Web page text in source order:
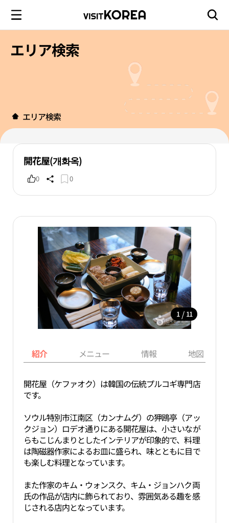
エリア検索
エリア検索
開花屋(개화옥)
0 0
1 / 11
紹介 メニュー 情報 地図
開花屋（ケファオク）は韓国の伝統プルコギ専門店
です。
ソウル特別市江南区（カンナムグ）の狎鴎亭（アッ
クジョン）ロデオ通りにある開花屋は、小さいなが
らもこじんまりとしたインテリアが印象的で、料理
は陶磁器作家によるお皿に盛られ、味とともに目で
も楽しむ料理となっています。
また作家のキム・ウォンスク、キム・ジョンハク両
氏の作品が店内に飾られており、雰囲気ある趣を感
じされる店内となっています。